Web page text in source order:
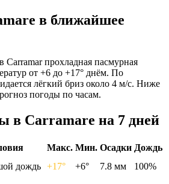
в ближайшее
Carramar прохладная пасмурная
от +6 до +17° днём. По
лёгкий бриз около 4 м/с. Ниже
погоды по часам.
в Carramarе на 7 дней
Макс. Мин. Осадки Дождь
дождь +17° +6° 7.8 мм
100%